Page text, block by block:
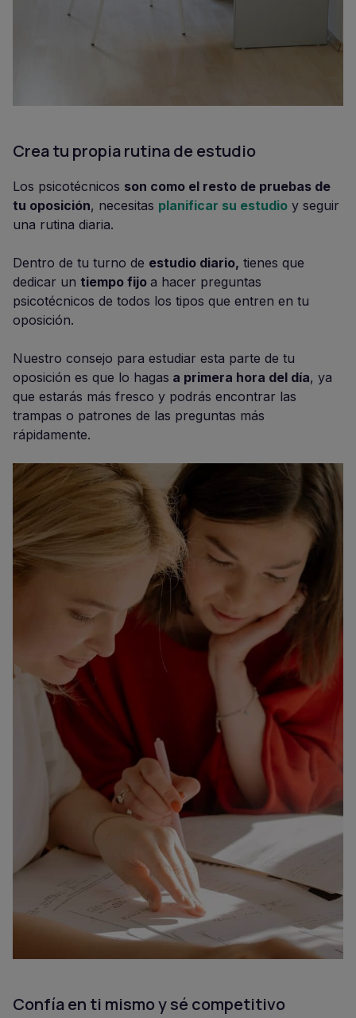
Crea tu propia rutina de estudio
Los psicotécnicos son como el resto de pruebas de
tu oposición, necesitas planificar su estudio y seguir
una rutina diaria.
Dentro de tu turno de estudio diario, tienes que
dedicar un tiempo fijo a hacer preguntas
psicotécnicos de todos los tipos que entren en tu
oposición.
Nuestro consejo para estudiar esta parte de tu
oposición es que lo hagas a primera hora del día, ya
que estarás más fresco y podrás encontrar las
trampas o patrones de las preguntas más
rápidamente.
Confía en ti mismo y sé competitivo